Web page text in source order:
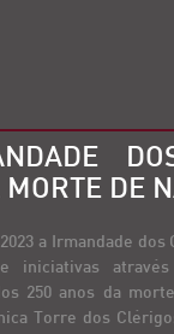
DE
a Irmandade
iniciativas
250 anos da
Torre dos